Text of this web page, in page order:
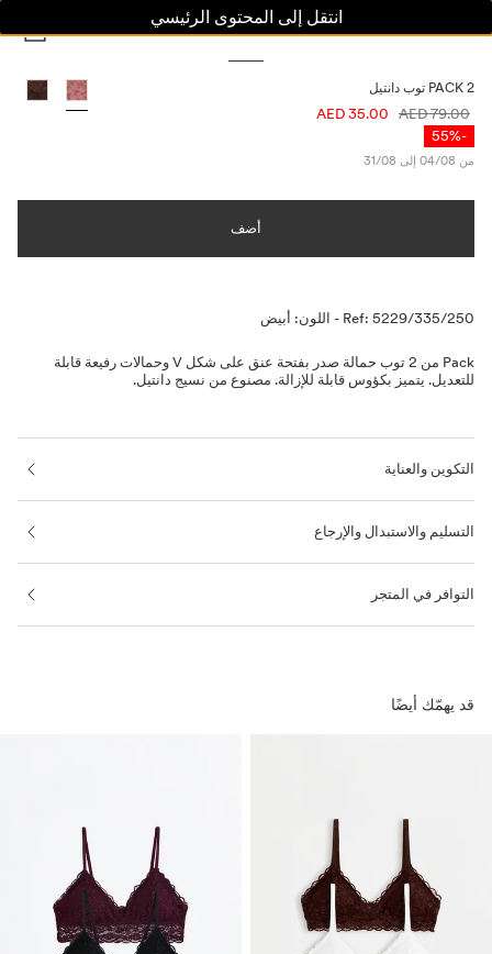
انتقل إلى المحتوى الرئيسي
PACK 2 توب دانتيل
معلومات الأسعار
79.00 AED
35.00 AED
-55%
من 04/08 إلى 31/08
أضف
الوصف
Ref: 5229/335/250
- اللون: أبيض
Pack من 2 توب حمالة صدر بفتحة عنق على شكل V وحمالات رفيعة قابلة
للتعديل. يتميز بكؤوس قابلة للإزالة. مصنوع من نسيج دانتيل.
التكوين والعناية
التسليم والاستبدال والإرجاع
التوافر في المتجر
قد يهمّك أيضًا